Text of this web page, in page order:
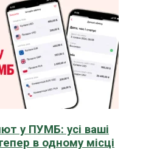
у ПУМБ: усі ваші
в одному місці